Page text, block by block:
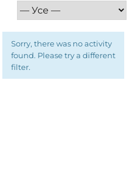
Sorry, there was no activity
found. Please try a different
filter.